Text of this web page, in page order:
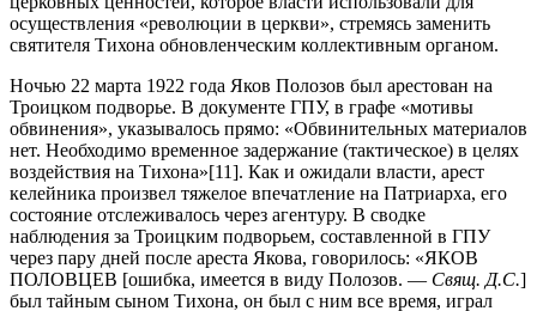
осуществления «революции в церкви», стремясь заменить
святителя Тихона обновленческим коллективным органом.
Ночью 22 марта 1922 года Яков Полозов был арестован на
Троицком подворье. В документе ГПУ, в графе «мотивы
обвинения», указывалось прямо: «Обвинительных материалов
нет. Необходимо временное задержание (тактическое) в целях
воздействия на Тихона»[11]. Как и ожидали власти, арест
келейника произвел тяжелое впечатление на Патриарха, его
состояние отслеживалось через агентуру. В сводке
наблюдения за Троицким подворьем, составленной в ГПУ
через пару дней после ареста Якова, говорилось: «ЯКОВ
ПОЛОВЦЕВ [ошибка, имеется в виду Полозов. — Свящ. Д.С.]
был тайным сыном Тихона, он был с ним все время, играл